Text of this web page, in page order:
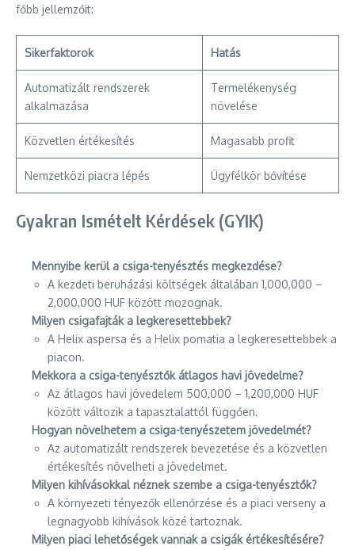
főbb jellemzőit:
Sikerfaktorok Hatás
Automatizált rendszerek
alkalmazása
Termelékenység
növelése
Közvetlen értékesítés Magasabb profit
Nemzetközi piacra lépés Ügyfélkör bővítése
Gyakran Ismételt Kérdések (GYIK)
Mennyibe kerül a csiga-tenyésztés megkezdése?
A kezdeti beruházási költségek általában 1,000,000 –
2,000,000 HUF között mozognak.
Milyen csigafajták a legkeresettebbek?
A Helix aspersa és a Helix pomatia a legkeresettebbek a
piacon.
Mekkora a csiga-tenyésztők átlagos havi jövedelme?
Az átlagos havi jövedelem 500,000 – 1,200,000 HUF
között változik a tapasztalattól függően.
Hogyan növelhetem a csiga-tenyészetem jövedelmét?
Az automatizált rendszerek bevezetése és a közvetlen
értékesítés növelheti a jövedelmet.
Milyen kihívásokkal néznek szembe a csiga-tenyésztők?
A környezeti tényezők ellenőrzése és a piaci verseny a
legnagyobb kihívások közé tartoznak.
Milyen piaci lehetőségek vannak a csigák értékesítésére?